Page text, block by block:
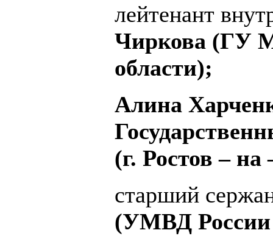
лейтенант
Чиркова (ГУ
области);
Алина
(г. Ростов –
старший
(УМВД России